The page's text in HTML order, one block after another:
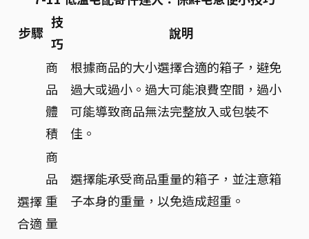
步驟
技
巧
說明
選擇
合適
商
品
體
積
根據商品的大小選擇合適的箱子，避免
過大或過小。過大可能浪費空間，過小
可能導致商品無法完整放入或包裝不
佳。
商
品
重
量
選擇能承受商品重量的箱子，並注意箱
子本身的重量，以免造成超重。